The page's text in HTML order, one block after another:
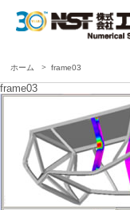
ホーム frame03
frame03